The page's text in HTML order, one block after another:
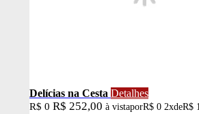
Delícias na Cesta Detalhes
R$ 0 R$ 252,00 à vistaporR$ 0 2xdeR$